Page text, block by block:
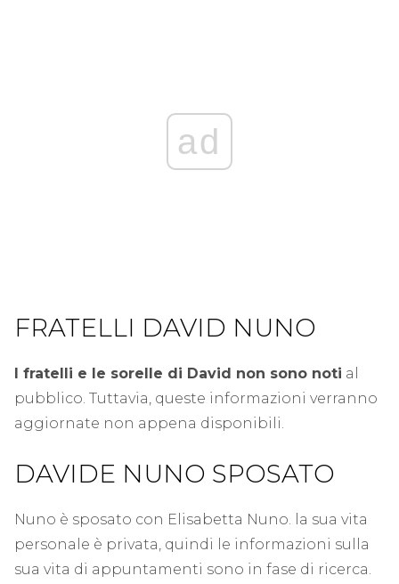
ad
FRATELLI DAVID NUNO
I fratelli e le sorelle di David non sono noti al
pubblico. Tuttavia, queste informazioni verranno
aggiornate non appena disponibili.
DAVIDE NUNO SPOSATO
Nuno è sposato con Elisabetta Nuno. la sua vita
personale è privata, quindi le informazioni sulla
sua vita di appuntamenti sono in fase di ricerca.